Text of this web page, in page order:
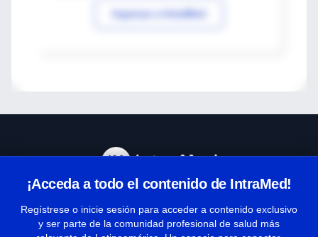
Ingresar a IntraMed
¡Acceda a todo el contenido de IntraMed!
Regístrese o inicie sesión para acceder a contenido exclusivo
y ser parte de la comunidad profesional de salud más